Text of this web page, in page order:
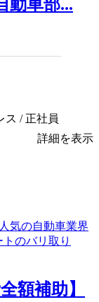
動車部...
ス / 正社員
詳細を表示
額補助】